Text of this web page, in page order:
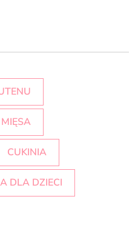
CUKINIA
DLA DZIECI